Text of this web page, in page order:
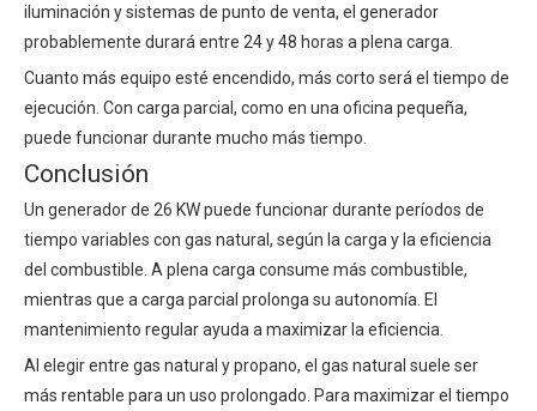
iluminación y sistemas de punto de venta, el generador
probablemente durará entre 24 y 48 horas a plena carga.
Cuanto más equipo esté encendido, más corto será el tiempo de
ejecución. Con carga parcial, como en una oficina pequeña,
puede funcionar durante mucho más tiempo.
Conclusión
Un generador de 26 KW puede funcionar durante períodos de
tiempo variables con gas natural, según la carga y la eficiencia
del combustible. A plena carga consume más combustible,
mientras que a carga parcial prolonga su autonomía. El
mantenimiento regular ayuda a maximizar la eficiencia.
Al elegir entre gas natural y propano, el gas natural suele ser
más rentable para un uso prolongado. Para maximizar el tiempo